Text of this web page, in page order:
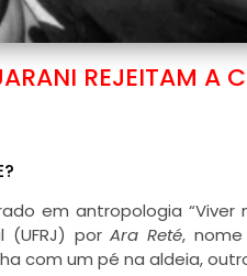
REJEITAM A
em antropologia “Viver
(UFRJ) porAra Reté,
com um pé na aldeia,